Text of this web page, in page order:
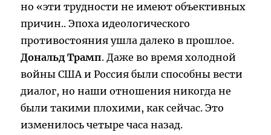
но «эти трудности не имеют объективных
причин.. Эпоха идеологического
противостояния ушла далеко в прошлое.
Дональд Трамп. Даже во время холодной
войны США и Россия были способны вести
диалог, но наши отношения никогда не
были такими плохими, как сейчас. Это
изменилось четыре часа назад.